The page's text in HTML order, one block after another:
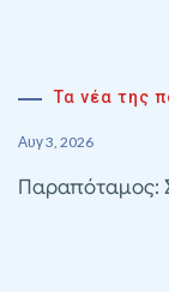
Τα νέα της
Αυγ 3, 2026
Παραπόταμος: